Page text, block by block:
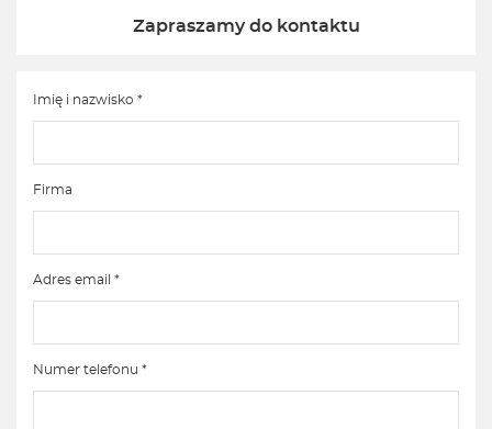
Zapraszamy do kontaktu
Imię i nazwisko *
Firma
Adres email *
Numer telefonu *